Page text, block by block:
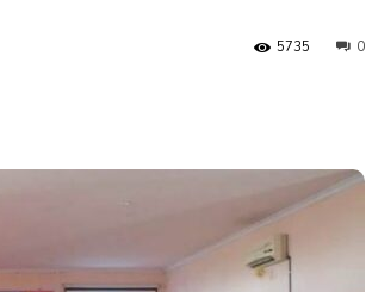
0
5735